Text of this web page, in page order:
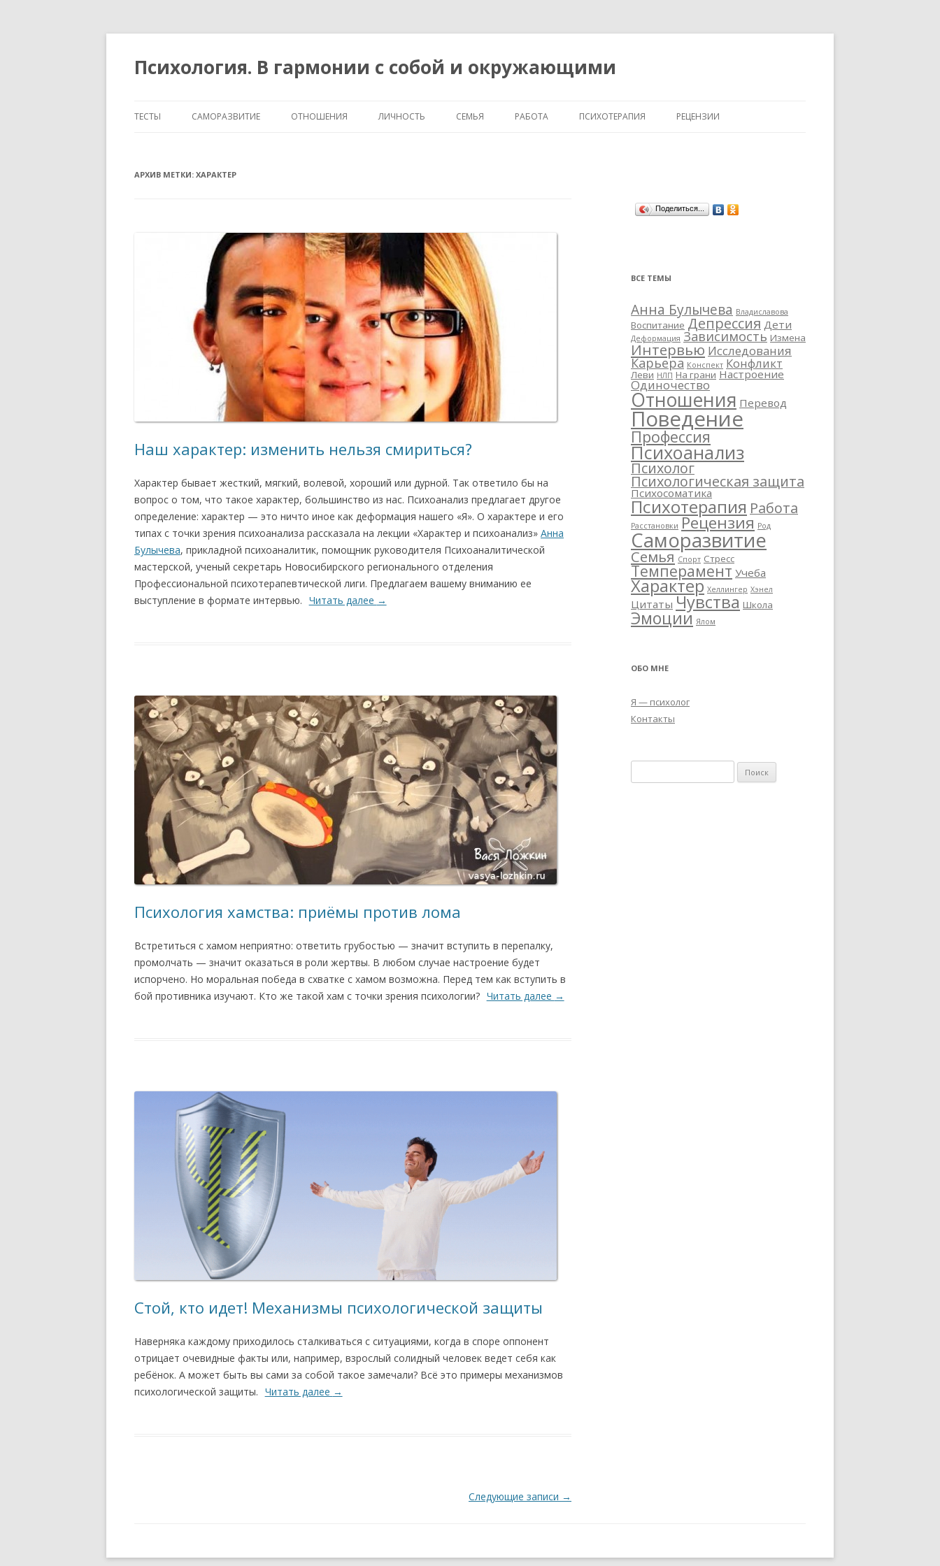
Психология. В гармонии с собой и окружающими
к
ТЕСТЫ САМОРАЗВИТИЕ ОТНОШЕНИЯ ЛИЧНОСТЬ СЕМЬЯ РАБОТА ПСИХОТЕРАПИЯ РЕЦЕНЗИИ
АРХИВ МЕТКИ: ХАРАКТЕР
Наш характер: изменить нельзя смириться?
Характер бывает жесткий, мягкий, волевой, хороший или дурной. Так ответило бы на
вопрос о том, что такое характер, большинство из нас. Психоанализ предлагает другое
определение: характер — это ничто иное как деформация нашего «Я». О характере и его
типах с точки зрения психоанализа рассказала на лекции «Характер и психоанализ» Анна
Булычева, прикладной психоаналитик, помощник руководителя Психоаналитической
мастерской, ученый секретарь Новосибирского регионального отделения
Профессиональной психотерапевтической лиги. Предлагаем вашему вниманию ее
выступление в формате интервью. Читать далее →
Психология хамства: приёмы против лома
Встретиться с хамом неприятно: ответить грубостью — значит вступить в перепалку,
промолчать — значит оказаться в роли жертвы. В любом случае настроение будет
испорчено. Но моральная победа в схватке с хамом возможна. Перед тем как вступить в
бой противника изучают. Кто же такой хам с точки зрения психологии? Читать далее →
Стой, кто идет! Механизмы психологической защиты
Наверняка каждому приходилось сталкиваться с ситуациями, когда в споре оппонент
отрицает очевидные факты или, например, взрослый солидный человек ведет себя как
ребёнок. А может быть вы сами за собой такое замечали? Всё это примеры механизмов
психологической защиты. Читать далее →
Следующие записи →
Поделиться...
ВСЕ ТЕМЫ
Анна Булычева Владиславова
Воспитание Депрессия Дети
Деформация Зависимость Измена
Интервью Исследования
Карьера Конспект Конфликт
Леви НЛП На грани Настроение
Одиночество
Отношения Перевод
Поведение
Профессия
Психоанализ
Психолог
Психологическая защита
Психосоматика
Психотерапия Работа
Расстановки Рецензия Род
Саморазвитие
Семья Спорт Стресс
Темперамент Учеба
Характер Хеллингер Хэнел
Цитаты Чувства Школа
Эмоции Ялом
ОБО МНЕ
Я — психолог
Контакты
а